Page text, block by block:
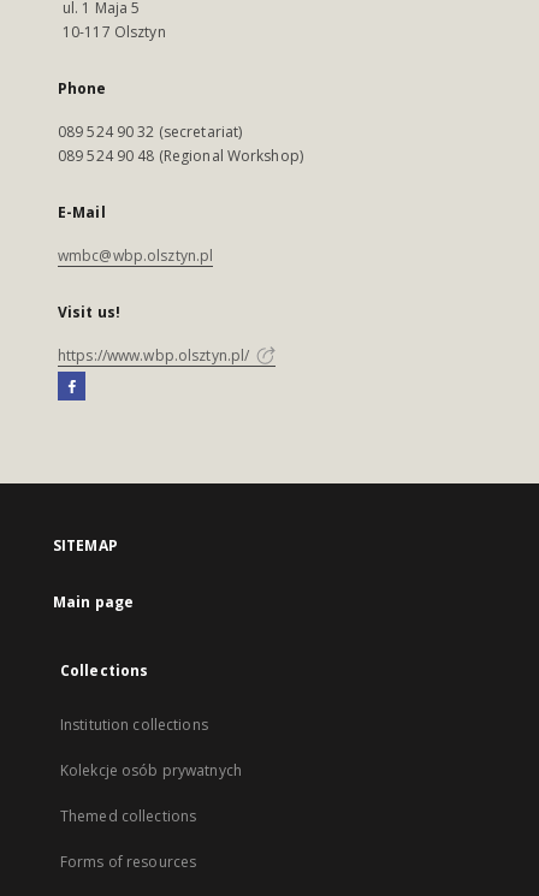
ul. 1 Maja 5
10-117 Olsztyn
Phone
089 524 90 32 (secretariat)
089 524 90 48 (Regional Workshop)
E-Mail
wmbc@wbp.olsztyn.pl
Visit us!
https://www.wbp.olsztyn.pl/
SITEMAP
Main page
Collections
Institution collections
Kolekcje osób prywatnych
Themed collections
Forms of resources